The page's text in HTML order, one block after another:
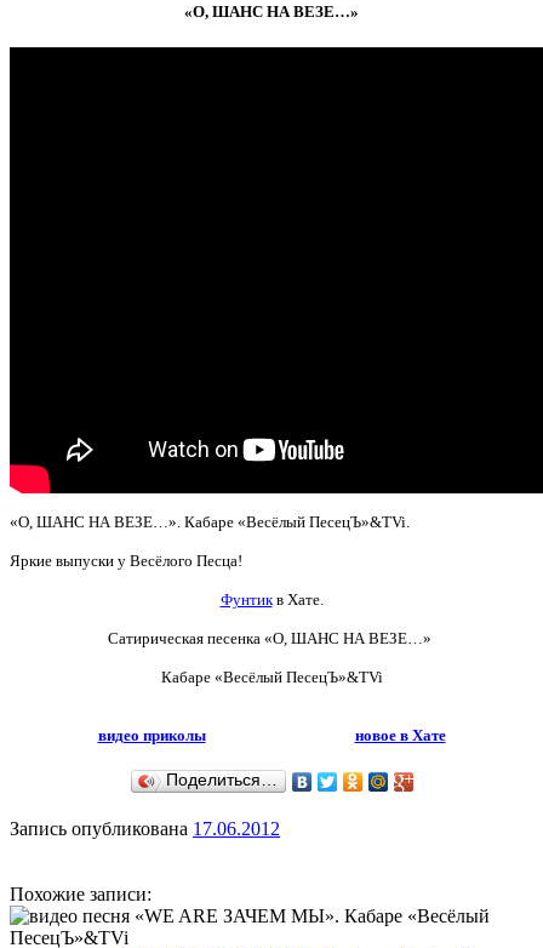
«О, ШАНС НА ВЕЗЕ…»
«О, ШАНС НА ВЕЗЕ…». Кабаре «Весёлый ПесецЪ»&TVi.
Яркие выпуски у Весёлого Песца!
Фунтикв Хате.
Сатирическая песенка «О, ШАНС НА ВЕЗЕ…»
Кабаре «Весёлый ПесецЪ»&TVi
видео приколы новое в Хате
Поделиться…
Запись опубликована 17.06.2012
Похожие записи: